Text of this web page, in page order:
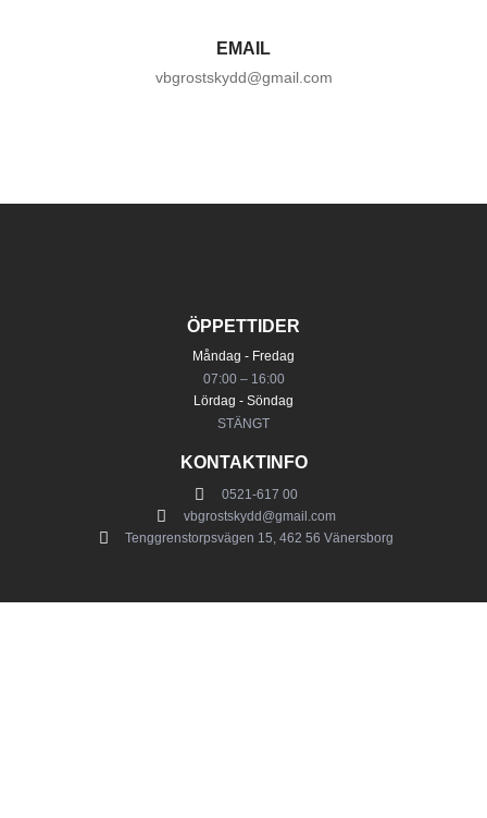
EMAIL
vbgrostskydd@gmail.com
ÖPPETTIDER
Måndag - Fredag
07:00 – 16:00
Lördag - Söndag
STÄNGT
KONTAKTINFO
0521-617 00
vbgrostskydd@gmail.com
Tenggrenstorpsvägen 15, 462 56 Vänersborg